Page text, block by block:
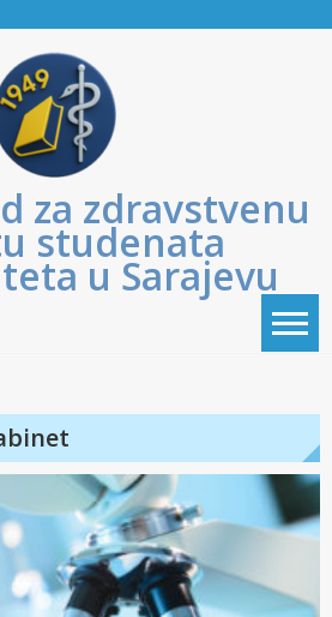
za zdravstvenu
studenata
u Sarajevu